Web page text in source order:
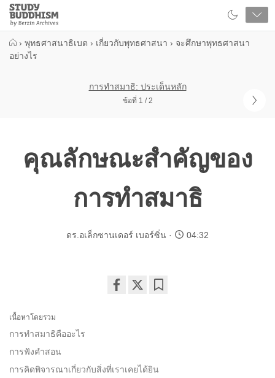
Close
Study
Buddhism
› พุทธศาสนาธิเบต › เกี่ยวกับพุทธศาสนา › จะศึกษาพุทธศาสนา
อย่างไร
การทำสมาธิ: ประเด็นหลัก
ข้อที่ 1 / 2
คุณลักษณะสำคัญของ
การทำสมาธิ
ดร.อเล็กซานเดอร์ เบอร์ซิ่น 04:32
เนื้อหาโดยรวม
การทำสมาธิคืออะไร
การฟังคำสอน
การคิดพิจารณาเกี่ยวกับสิ่งที่เราเคยได้ยิน